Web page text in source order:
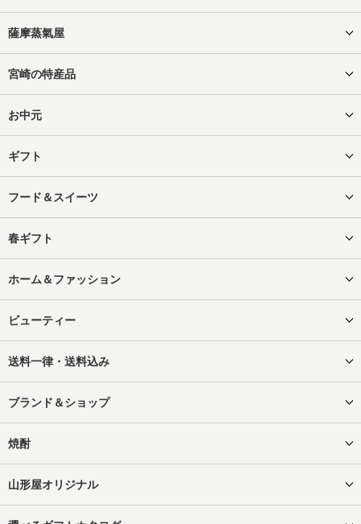
薩摩蒸氣屋
宮崎の特産品
お中元
ギフト
フード＆スイーツ
春ギフト
ホーム＆ファッション
ビューティー
送料一律・送料込み
ブランド＆ショップ
焼酎
山形屋オリジナル